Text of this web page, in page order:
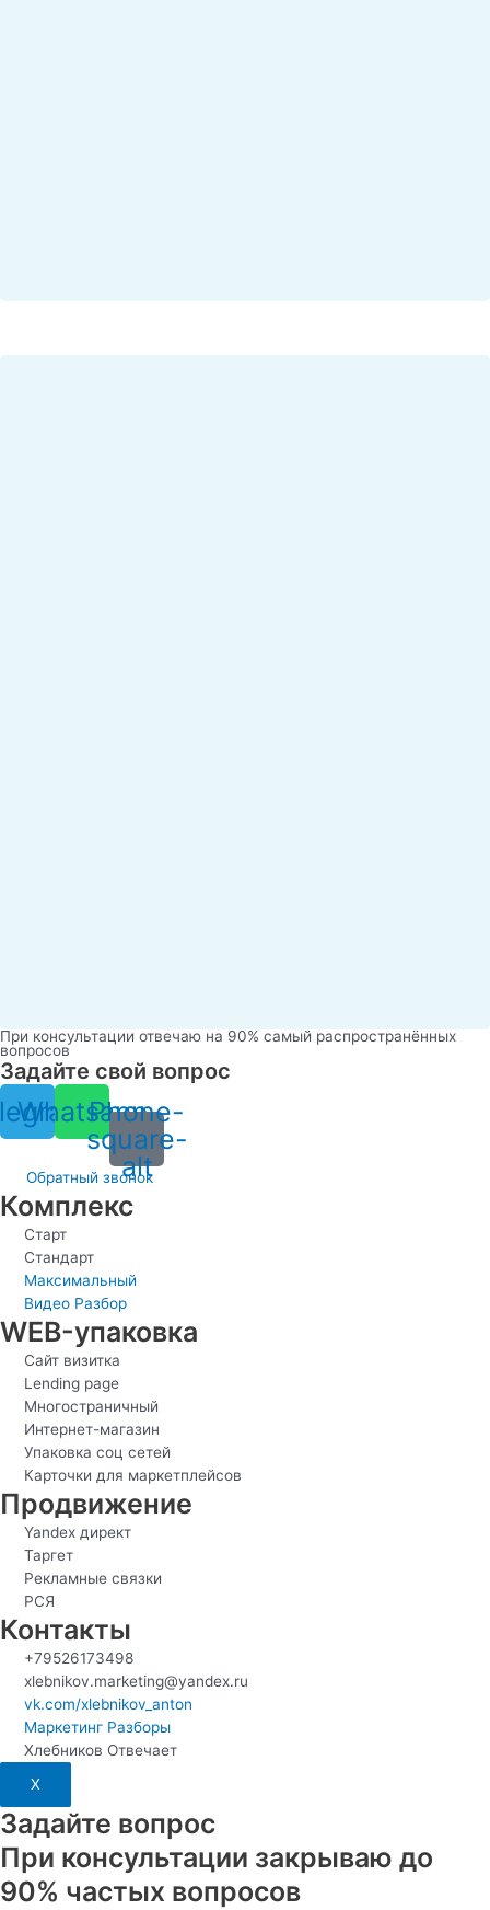
При консультации отвечаю на 90% самый распространённых
вопросов
Задайте свой вопрос
Whatsapp
Phone-
square-
alt
Обратный звонок
Комплекс
Старт
Стандарт
Максимальный
Видео Разбор
WEB-упаковка
Сайт визитка
Lending page
Многостраничный
Интернет-магазин
Упаковка соц сетей
Карточки для маркетплейсов
Продвижение
Yandex директ
Таргет
Рекламные связки
РСЯ
Контакты
+79526173498
xlebnikov.marketing@yandex.ru
vk.com/xlebnikov_anton
Маркетинг Разборы
Хлебников Отвечает
X
Задайте вопрос
При консультации закрываю до
90% частых вопросов